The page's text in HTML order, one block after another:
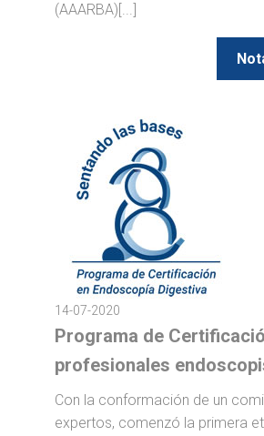
(AAARBA)[...]
14-07-2020
Programa de
profesionales
Con la conformación de un
expertos, comenzó la primera